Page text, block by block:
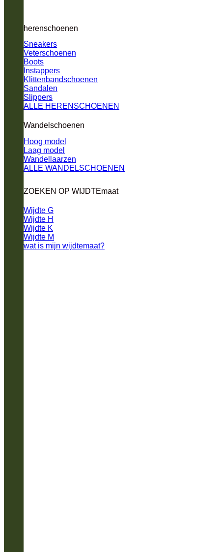
herenschoenen
Sneakers
Veterschoenen
Boots
Instappers
Klittenbandschoenen
Sandalen
Slippers
ALLE HERENSCHOENEN
Wandelschoenen
Hoog model
Laag model
Wandellaarzen
ALLE WANDELSCHOENEN
ZOEKEN OP WIJDTEmaat
Wijdte G
Wijdte H
Wijdte K
Wijdte M
wat is mijn wijdtemaat?